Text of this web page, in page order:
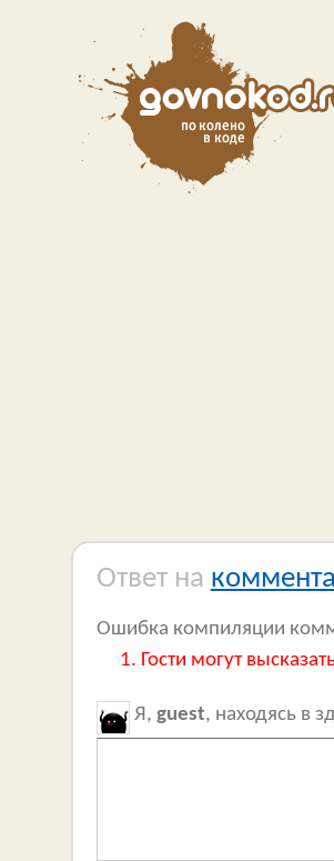
Ответ на
Ошибка компиляции
Гости могут
Я, guest, находясь в